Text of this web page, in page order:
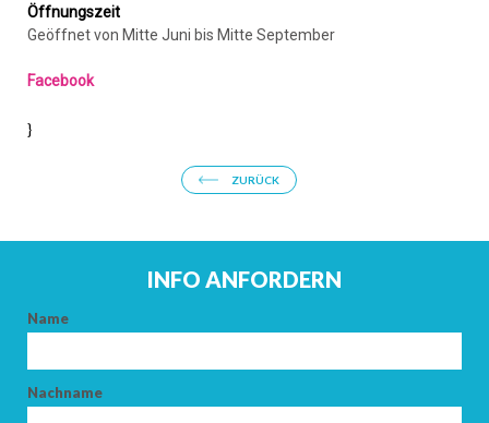
Öffnungszeit
Geöffnet von Mitte Juni bis Mitte September
Facebook
}
ZURÜCK
INFO ANFORDERN
Name
Nachname